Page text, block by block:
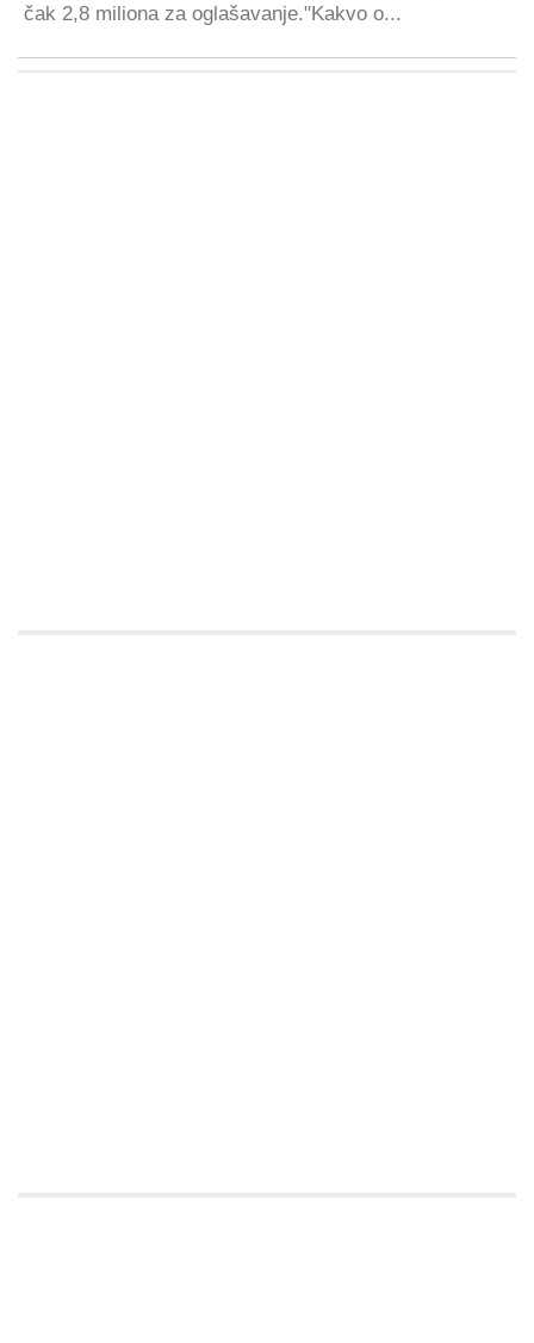
čak 2,8 miliona za oglašavanje."Kakvo o...